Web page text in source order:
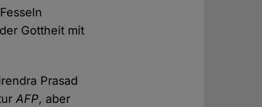
Gottheit mit
Prasad
AFP, aber